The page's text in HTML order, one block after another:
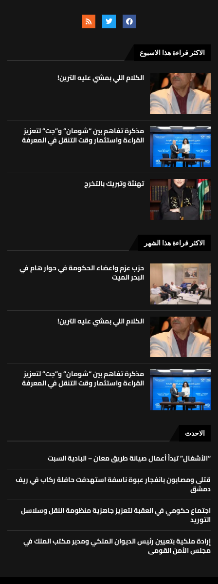
الاكثر قراءة هذا الاسبوع
الكلام اللي بمشي عليه الترين!
مذكرة تفاهم بين “شومان” و”جت” لتعزيز
القراءة واستثمار وقت التنقل في المعرفة
تهنئة وتبريك بالتخرج
الاكثر قراءة هذا الشهر
حزب عزم واعضاء الحكومة في حوار هام في
البحر الميت
الكلام اللي بمشي عليه الترين!
مذكرة تفاهم بين “شومان” و”جت” لتعزيز
القراءة واستثمار وقت التنقل في المعرفة
الاحدث
“الأشغال” تبدأ أعمال صيانة طريق معان – البادية السبت
قتلى ومصابون بانفجار عبوة ناسفة استهدفت حافلة ركاب في ريف
دمشق
اجتماع حكومي في العقبة لتعزيز جاهزية منظومة النقل وسلاسل
التوريد
إرادة ملكية بتعيين رئيس الديوان الملكي ومدير مكتب الملك في
مجلس الأمن القومي